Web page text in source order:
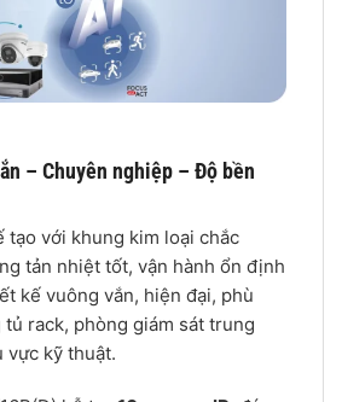
– Chuyên nghiệp – Độ bền
tạo với khung kim loại chắc
tản nhiệt tốt, vận hành ổn định
kế vuông vắn, hiện đại, phù
rack, phòng giám sát trung
vực kỹ thuật.